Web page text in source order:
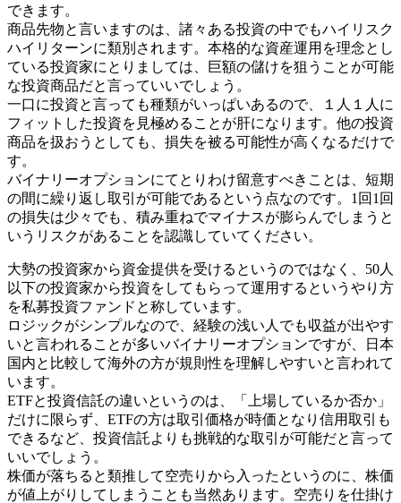
できます。
商品先物と言いますのは、諸々ある投資の中でもハイリスク
ハイリターンに類別されます。本格的な資産運用を理念とし
ている投資家にとりましては、巨額の儲けを狙うことが可能
な投資商品だと言っていいでしょう。
一口に投資と言っても種類がいっぱいあるので、１人１人に
フィットした投資を見極めることが肝になります。他の投資
商品を扱おうとしても、損失を被る可能性が高くなるだけで
す。
バイナリーオプションにてとりわけ留意すべきことは、短期
の間に繰り返し取引が可能であるという点なのです。1回1回
の損失は少々でも、積み重ねでマイナスが膨らんでしまうと
いうリスクがあることを認識していてください。
大勢の投資家から資金提供を受けるというのではなく、50人
以下の投資家から投資をしてもらって運用するというやり方
を私募投資ファンドと称しています。
ロジックがシンプルなので、経験の浅い人でも収益が出やす
いと言われることが多いバイナリーオプションですが、日本
国内と比較して海外の方が規則性を理解しやすいと言われて
います。
ETFと投資信託の違いというのは、「上場しているか否か」
だけに限らず、ETFの方は取引価格が時価となり信用取引も
できるなど、投資信託よりも挑戦的な取引が可能だと言って
いいでしょう。
株価が落ちると類推して空売りから入ったというのに、株価
が値上がりしてしまうことも当然あります。空売りを仕掛け